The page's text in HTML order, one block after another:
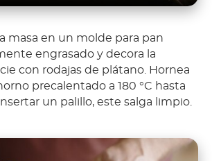
masa en un molde para pan
engrasado y decora la
con rodajas de plátano. Hornea
precalentado a 180 °C hasta
un palillo, este salga limpio.